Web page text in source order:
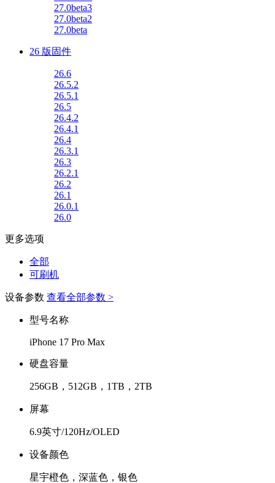
27.0beta3
27.0beta2
27.0beta
26 版固件
26.6
26.5.2
26.5.1
26.5
26.4.2
26.4.1
26.4
26.3.1
26.3
26.2.1
26.2
26.1
26.0.1
26.0
更多选项
全部
可刷机
设备参数 查看全部参数 >
型号名称
iPhone 17 Pro Max
硬盘容量
256GB，512GB，1TB，2TB
屏幕
6.9英寸/120Hz/OLED
设备颜色
星宇橙色，深蓝色，银色